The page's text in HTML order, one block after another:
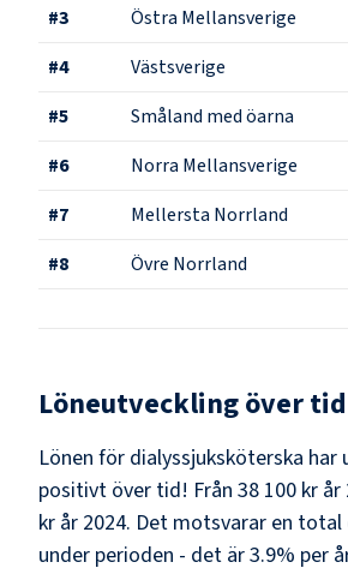
#3 Östra Mellansverige
#4 Västsverige
#5 Småland med öarna
#6 Norra Mellansverige
#7 Mellersta Norrland
#8 Övre Norrland
Löneutveckling över tid
Lönen för dialyssjuksköterska har
positivt över tid! Från 38 100 kr år
kr år 2024. Det motsvarar en total
under perioden - det är 3.9% per